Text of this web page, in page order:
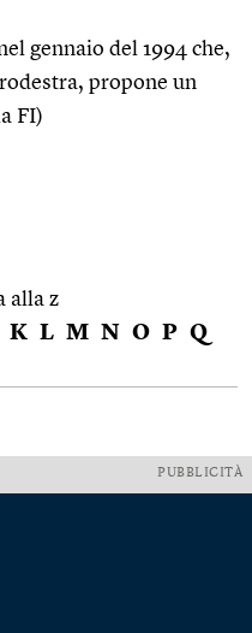
gennaio del 1994 che,
propone un
FI)
alla z
K L M N O P Q
PUBBLICITÀ